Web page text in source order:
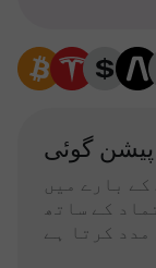
پیشن گوئی
بارے میں
کے ساتھ
مدد کرتا ہے